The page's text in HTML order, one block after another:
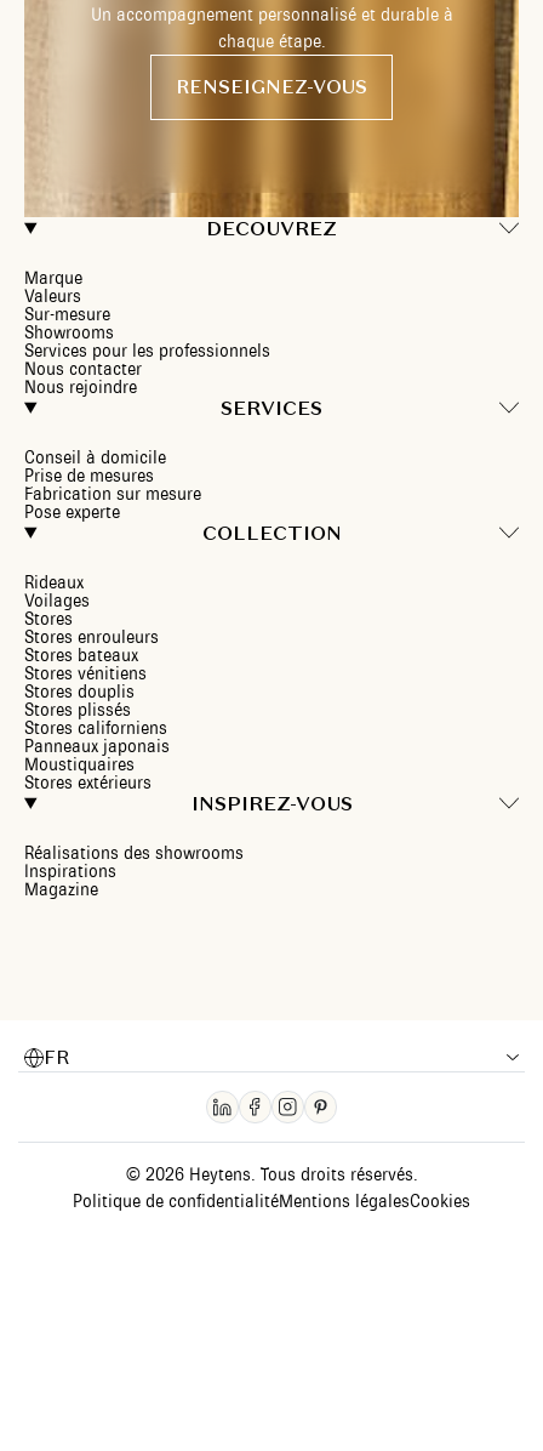
DECOUVREZ
Marque
Valeurs
Sur-mesure
Showrooms
Services pour les professionnels
Nous contacter
Nous rejoindre
SERVICES
Conseil à domicile
Prise de mesures
Fabrication sur mesure
Pose experte
COLLECTION
Rideaux
Voilages
Stores
Stores enrouleurs
Stores bateaux
Stores vénitiens
Stores douplis
Stores plissés
Stores californiens
Panneaux japonais
Moustiquaires
Stores extérieurs
INSPIREZ-VOUS
Réalisations des showrooms
Inspirations
Magazine
Un accompagnement personnalisé et durable à
chaque étape.
RENSEIGNEZ-VOUS
FR
© 2026 Heytens. Tous droits réservés.
Politique de confidentialitéMentions légalesCookies